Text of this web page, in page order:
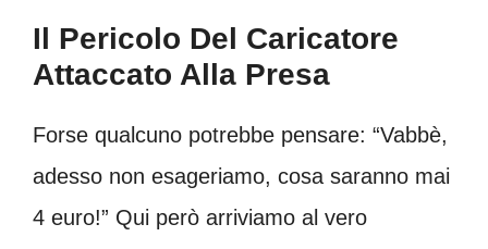
Il Pericolo Del Caricatore
Attaccato Alla Presa
Forse qualcuno potrebbe pensare: “Vabbè,
adesso non esageriamo, cosa saranno mai
4 euro!” Qui però arriviamo al vero